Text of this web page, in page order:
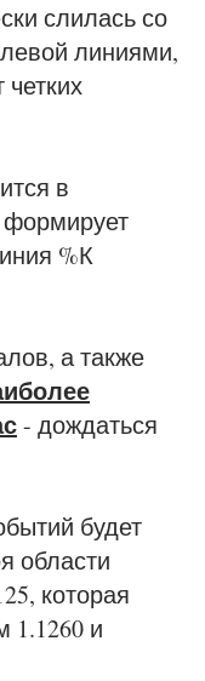
слилась со
линиями,
в
формирует
%К
а также
- дождаться
будет
области
которая
1.1260 и